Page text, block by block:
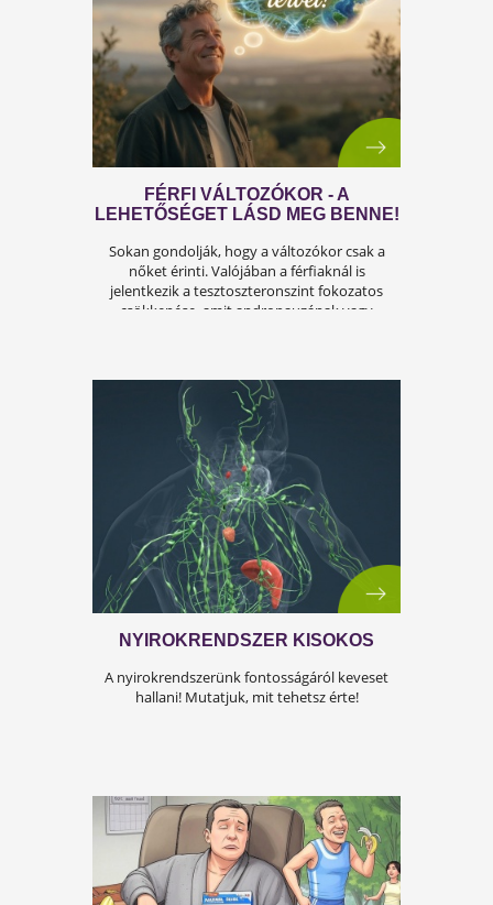
A férfiasság, vagy más néven a szexuális
teljesítmény, sok férfi számára központi
az életben. Nem csupán a testi egészséget,
hanem az önbecsülést is befolyásolja.
ÍGY KERÜLD EL AZ
ISKOLAKEZDÉSI ŐRÜLETET!
Az iskolakezdés sok családban nem
örömteli új kezdet, hanem egy stresszes
átállás. Ugyanakkor lehet jól csinálni!
Olvass tovább a tippekért!